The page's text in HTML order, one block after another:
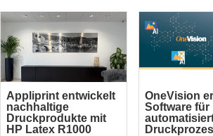
Appliprint entwickelt
nachhaltige
Druckprodukte mit
HP Latex R1000
OneVision
Software für